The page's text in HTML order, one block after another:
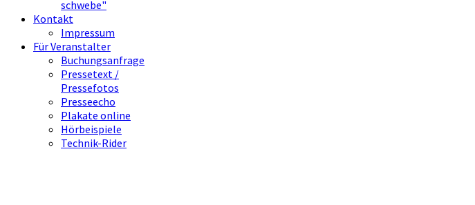
schwebe"
Kontakt
Impressum
Für Veranstalter
Buchungsanfrage
Pressetext /
Pressefotos
Presseecho
Plakate online
Hörbeispiele
Technik-Rider